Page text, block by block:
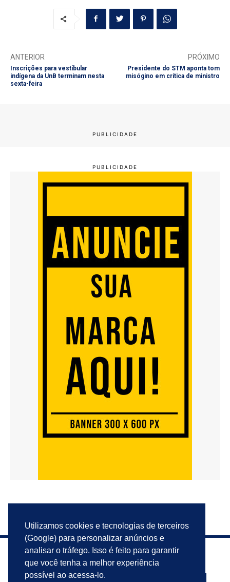
Utilizamos cookies e tecnologias de terceiros
(Google) para personalizar anúncios e
analisar o tráfego. Isso é feito para garantir
que você tenha a melhor experiência
possível ao acessa-lo.
ANTERIOR
Inscrições para vestibular
indígena da UnB terminam nesta
sexta-feira
PRÓXIMO
Presidente do STM aponta tom
misógino em crítica de ministro